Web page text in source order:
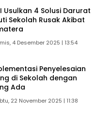
Usulkan 4 Solusi Darurat
Sekolah Rusak Akibat
4 Desember 2025 | 13:54
Penyelesaian
di Sekolah dengan
Ada
22 November 2025 | 11:38